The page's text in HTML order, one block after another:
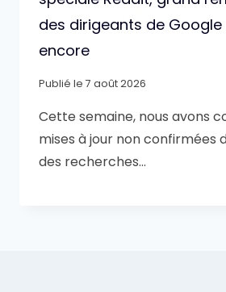
des dirigeants de Google
encore
Publié le 7 août 2026
Cette semaine, nous avons
mises à jour non confirmées
des recherches…